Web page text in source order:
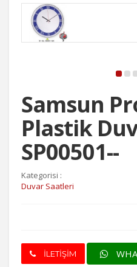
Samsun
Plastik
SP00501--
Kategorisi :
Duvar Saatleri
İLETİŞİM